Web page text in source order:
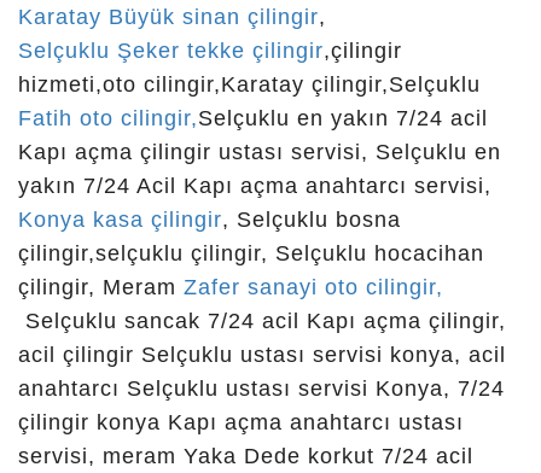
konya çilingir fiyatları, konya çilingir g, konya
çilingir i, konya çilingir z, konya çilingir1, konya
çilingir2, konya çilingir2i, konya çilingir3, konya
çilingir9, konya çilingir90, konya çilingira, konya
çilingirb, konya çilingirc, konya çilingirç, konya
çilingird, konya çilingirf, konya çilingirg, konya
çilingirgj, konya çilingirh, konya çilingiri, konya
çilingiri, konya çilingirj, konya çilingirk, konya
çilingirl, konya çilingirm, konya çilingiro, konya
çilingirö, konya çilingirp, konya çilingirr, konya
çilingirs, konya çilingirt, konya çilingiru, konya
çilingirü, konya çilingirv, konya çilingiry, konya
çilingirz, konya çilinhir, konya çişingir, konya
ereğli çilingir, konya ilingir, konya karatay cilingir,
Karatay Büyük sinan çilingir,
Selçuklu Şeker tekke çilingir,çilingir
hizmeti,oto cilingir,Karatay çilingir,Selçuklu
Fatih oto cilingir,Selçuklu en yakın 7/24 acil
Kapı açma çilingir ustası servisi, Selçuklu en
yakın 7/24 Acil Kapı açma anahtarcı servisi,
Konya kasa çilingir, Selçuklu bosna
çilingir,selçuklu çilingir, Selçuklu hocacihan
çilingir, Meram Zafer sanayi oto cilingir,
Selçuklu sancak 7/24 acil Kapı açma çilingir,
acil çilingir Selçuklu ustası servisi konya, acil
anahtarcı Selçuklu ustası servisi Konya, 7/24
çilingir konya Kapı açma anahtarcı ustası
servisi, meram Yaka Dede korkut 7/24 acil